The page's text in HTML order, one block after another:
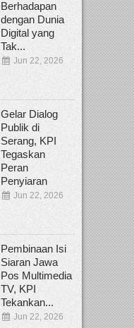
Berhadapan
dengan Dunia
Digital yang
Tak...
Jun 22, 2026
Gelar Dialog
Publik di
Serang, KPI
Tegaskan
Peran
Penyiaran
Jun 22, 2026
Pembinaan Isi
Siaran Jawa
Pos Multimedia
TV, KPI
Tekankan...
Jun 22, 2026